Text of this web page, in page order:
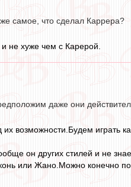
самое, что сделал Каррера?
не хуже чем с Карерой.
даже они
возможности.Будем играть
он других стилей и не
или Жано.Можно конечно